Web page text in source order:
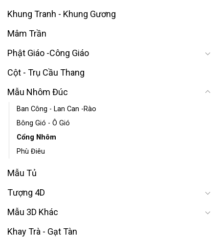
Khung Tranh - Khung Gương
Mâm Trần
Phật Giáo -Công Giáo
Cột - Trụ Cầu Thang
Mẫu Nhôm Đúc
Ban Công - Lan Can -Rào
Bông Gió - Ô Gió
Cổng Nhôm
Phù Điêu
Mẫu Tủ
Tượng 4D
Mẫu 3D Khác
Khay Trà - Gạt Tàn